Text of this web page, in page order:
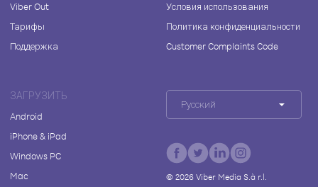
Viber Out
Тарифы
Поддержка
Условия использования
Политика конфиденциальности
Customer Complaints Code
ЗАГРУЗИТЬ
Android
iPhone & iPad
Windows PC
Mac
Русский
© 2026Viber Media S.à r.l.